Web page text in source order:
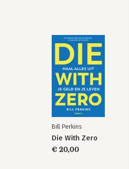
Bill Perkins
Die With Zero
€ 20,00